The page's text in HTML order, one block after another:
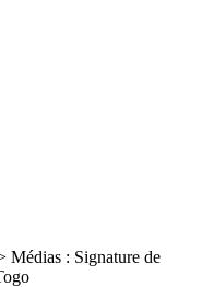
Médias : Signature de